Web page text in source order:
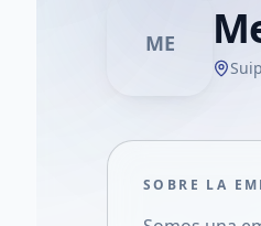
ME
SOBRE LA